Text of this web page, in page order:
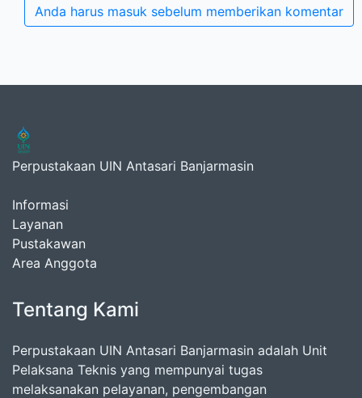
Anda harus masuk sebelum memberikan komentar
Perpustakaan UIN Antasari Banjarmasin
Informasi
Layanan
Pustakawan
Area Anggota
Tentang Kami
Perpustakaan UIN Antasari Banjarmasin adalah Unit
Pelaksana Teknis yang mempunyai tugas
melaksanakan pelayanan, pengembangan